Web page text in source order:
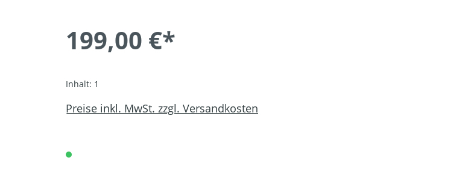
199,00 €*
Inhalt: 1
Preise inkl. MwSt. zzgl. Versandkosten